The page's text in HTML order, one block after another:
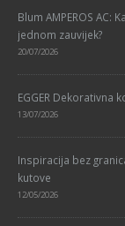
Blum AMPEROS
jednom zauvijek?
20/07/2026
EGGER Dekorativna
13/07/2026
Inspiracija bez
kutove
12/05/2026